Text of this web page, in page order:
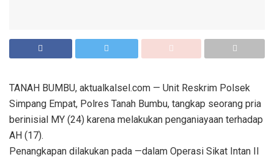
TANAH BUMBU, aktualkalsel.com — Unit Reskrim Polsek
Simpang Empat, Polres Tanah Bumbu, tangkap seorang pria
berinisial MY (24) karena melakukan penganiayaan terhadap
AH (17).
Penangkapan dilakukan pada —dalam Operasi Sikat Intan II